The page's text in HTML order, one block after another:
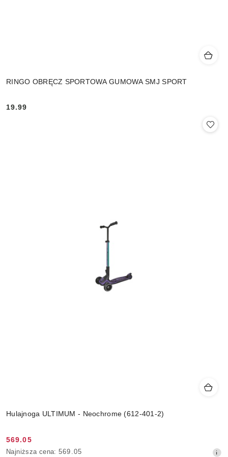
RINGO OBRĘCZ SPORTOWA GUMOWA SMJ SPORT
Cena:
19.99
Hulajnoga ULTIMUM - Neochrome (612-401-2)
Cena
569.05
Najniższa
Najniższa cena: 569.05